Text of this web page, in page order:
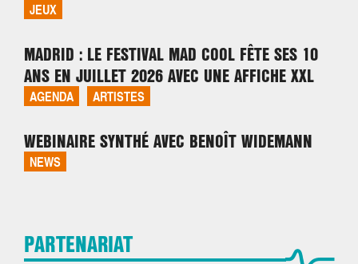
JEUX
MADRID : LE FESTIVAL MAD COOL FÊTE SES 10
ANS EN JUILLET 2026 AVEC UNE AFFICHE XXL
AGENDA ARTISTES
WEBINAIRE SYNTHÉ AVEC BENOÎT WIDEMANN
NEWS
PARTENARIAT